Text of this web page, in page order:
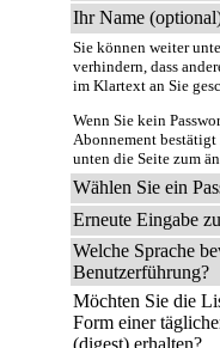
Ihr Name
Sie können weiter
verhindern, dass
im Klartext an Sie
Wenn Sie kein
Abonnement bestätigt
unten die Seite zum
Wählen Sie ein
Erneute Eingabe
Welche Sprache
Benutzerführung?
Möchten Sie die
Form einer
(digest) erhalten?